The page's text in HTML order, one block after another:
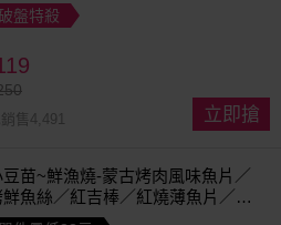
盤特殺
銷售4,491 立即搶
豆苗~鮮漁燒-蒙古烤肉風味魚片／
鮮魚絲／紅吉棒／紅燒薄魚片／鱈
絲／方塊鮮魚片／清香魚／煙燻